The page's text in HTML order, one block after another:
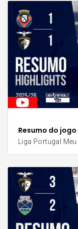
Resumo do jogo
Liga Portugal